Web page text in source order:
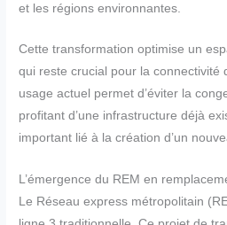
et les régions environnantes.
Cette transformation optimise un
qui reste crucial pour la connectivité
usage actuel permet d’éviter la
profitant d’une infrastructure déjà
important lié à la création d’un
L’émergence du REM en
Le Réseau express métropolitain